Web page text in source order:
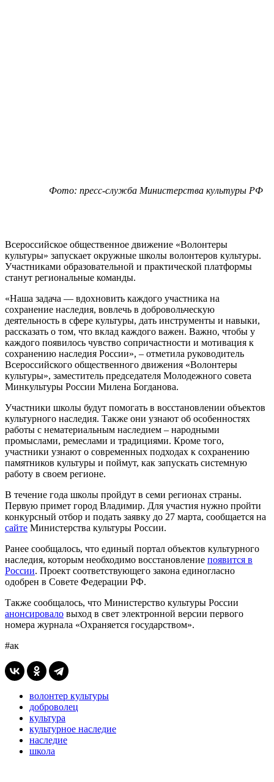
Фото: пресс-служба Министерства культуры РФ
Всероссийское общественное движение «Волонтеры
культуры» запускает окружные школы волонтеров культуры.
Участниками образовательной и практической платформы
станут региональные команды.
«Наша задача — вдохновить каждого участника на
сохранение наследия, вовлечь в добровольческую
деятельность в сфере культуры, дать инструменты и навыки,
рассказать о том, что вклад каждого важен. Важно, чтобы у
каждого появилось чувство сопричастности и мотивация к
сохранению наследия России», – отметила руководитель
Всероссийского общественного движения «Волонтеры
культуры», заместитель председателя Молодежного совета
Минкультуры России Милена Богданова.
Участники школы будут помогать в восстановлении объектов
культурного наследия. Также они узнают об особенностях
работы с нематериальным наследием – народными
промыслами, ремеслами и традициями. Кроме того,
участники узнают о современных подходах к сохранению
памятников культуры и поймут, как запускать системную
работу в своем регионе.
В течение года школы пройдут в семи регионах страны.
Первую примет город Владимир. Для участия нужно пройти
конкурсный отбор и подать заявку до 27 марта, сообщается на
сайте Министерства культуры России.
Ранее сообщалось, что единый портал объектов культурного
наследия, которым необходимо восстановление появится в
России. Проект соответствующего закона единогласно
одобрен в Совете Федерации РФ.
Также сообщалось, что Министерство культуры России
анонсировало выход в свет электронной версии первого
номера журнала «Охраняется государством».
#ак
волонтер культуры
доброволец
культура
культурное наследие
наследие
школа